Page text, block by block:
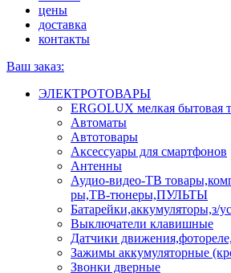
цены
доставка
контакты
Ваш заказ:
ЭЛЕКТРОТОВАРЫ
ERGOLUX мелкая бытовая
Автоматы
Автотовары
Аксессуары для смартфонов
Антенны
Аудио-видео-ТВ
ры,ТВ-тюнеры,ПУЛЬТЫ
Батарейки,аккумуляторы,з/
Выключатели клавишные
Датчики
Зажимы аккумуляторные
Звонки дверные